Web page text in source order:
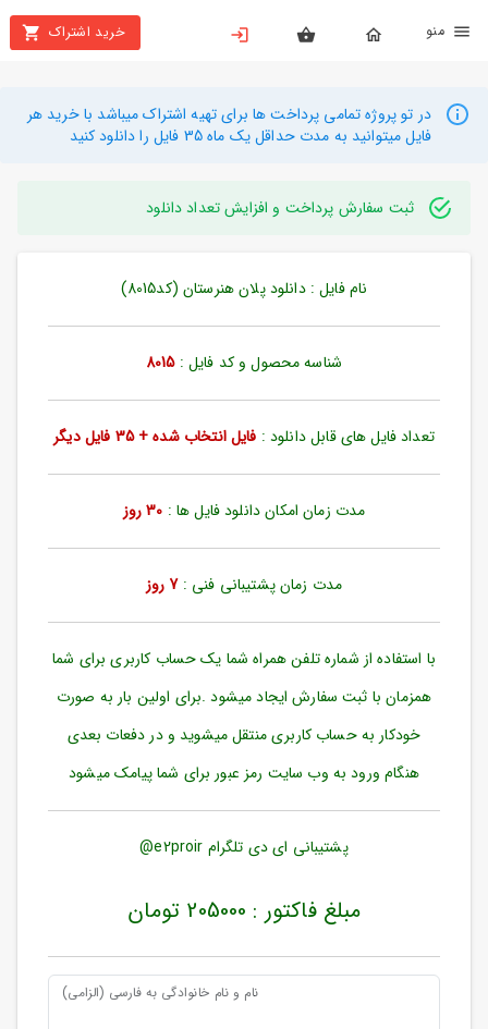
خرید اشتراک
بستن
محصولات
تهیه
راهنما
کاربری
نام
بازیابی
رمز
مندی
ها
در تو پروژه تمامی پرداخت ها برای تهیه اشتراک میباشد با خرید هر
فایل میتوانید به مدت حداقل یک ماه 35 فایل را دانلود کنید
ثبت سفارش پرداخت و افزایش تعداد دانلود
نام فایل : دانلود پلان هنرستان (کد8015)
شناسه محصول و کد فایل :8015
تعداد فایل های قابل دانلود : فایل انتخاب شده + 35 فایل دیگر
مدت زمان امکان دانلود فایل ها : 30 روز
مدت زمان پشتیبانی فنی :7 روز
با استفاده از شماره تلفن همراه شما یک حساب کاربری برای شما
همزمان با ثبت سفارش ایجاد میشود .برای اولین بار به صورت
خودکار به حساب کاربری منتقل میشوید و در دفعات بعدی
هنگام ورود به وب سایت رمز عبور برای شما پیامک میشود
پشتیبانی ای دی تلگرام e2proir@
مبلغ فاکتور : 205000 تومان
نام و نام خانوادگی به فارسی (الزامی)